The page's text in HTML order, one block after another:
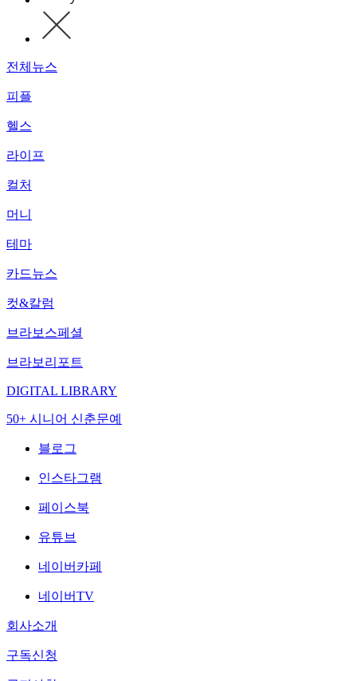
전체뉴스
피플
헬스
라이프
컬처
머니
테마
카드뉴스
컷&칼럼
브라보스페셜
브라보리포트
DIGITAL LIBRARY
50+ 시니어 신춘문예
블로그
인스타그램
페이스북
유튜브
네이버카페
네이버TV
회사소개
구독신청